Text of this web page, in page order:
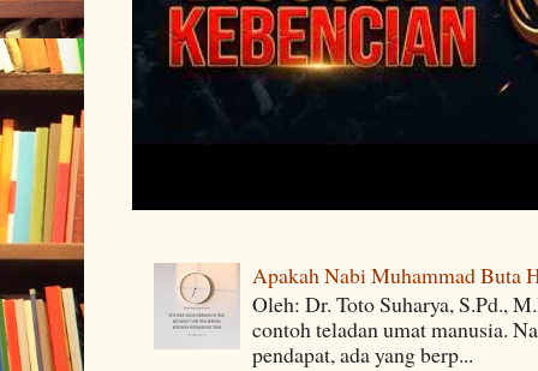
Apakah Nabi Muhammad Buta
Oleh: Dr. Toto Suharya, S.Pd.,
contoh teladan umat manusia.
pendapat, ada yang berp...